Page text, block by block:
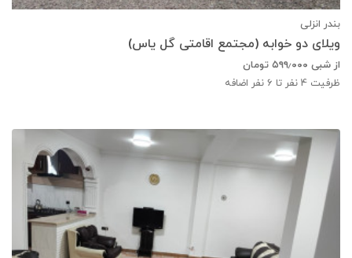
بندر انزلی
ویلای دو خوابه (مجتمع اقامتی گل یاس)
از شبی ۵۹۹٫۰۰۰ تومان
ظرفیت 4 نفر تا 6 نفر اضافه